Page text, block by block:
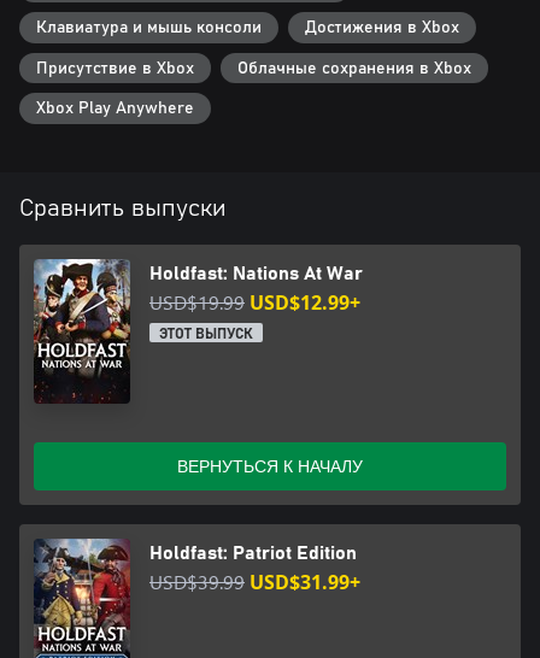
Клавиатура и мышь консоли Достижения в Xbox
Присутствие в Xbox Облачные сохранения в Xbox
Xbox Play Anywhere
Сравнить выпуски
Holdfast: Nations At War
USD$19.99 USD$12.99+
ЭТОТ ВЫПУСК
ВЕРНУТЬСЯ К НАЧАЛУ
Holdfast: Patriot Edition
USD$39.99 USD$31.99+